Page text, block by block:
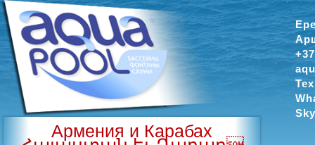
Армения и Карабах